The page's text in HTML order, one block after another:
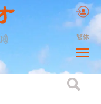
繁体